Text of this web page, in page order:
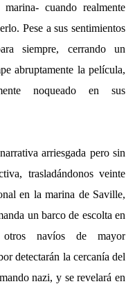
cuando realmente
Pese a sus sentimientos
siempre, cerrando un
abruptamente la película,
noqueado en sus
arriesgada pero sin
trasladándonos veinte
en la marina de Saville,
un barco de escolta en
otros navíos de mayor
detectarán la cercanía del
nazi, y se revelará en